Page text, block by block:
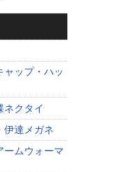
ャップ・ハッ
ネクタイ
伊達メガネ
ームウォーマ